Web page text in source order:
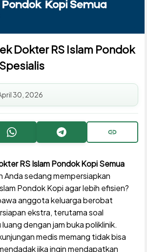
Dokter RS Islam Pondok
30, 2026
WhatsApp Telegram Copy URL
RS Islam Pondok Kopi Semua
Anda sedang mempersiapkan
Pondok Kopi agar lebih efisien?
anggota keluarga berobat
ekstra, terutama soal
dengan jam buka poliklinik.
medis memang tidak bisa
jika ingin mendapatkan